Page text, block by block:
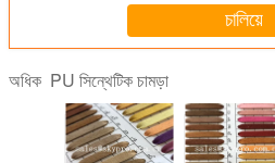
চালিয়ে
অধিক PU সিন্থেটিক চামড়া